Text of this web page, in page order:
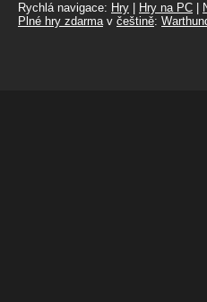
Rychlá navigace: Hry Hry na PC
Plné hry zdarmav češtině: